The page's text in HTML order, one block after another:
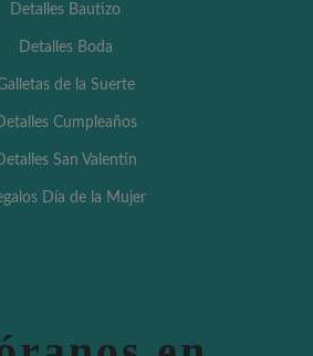
Detalles Bautizo
Detalles Boda
de la Suerte
Detalles Cumpleaños
Detalles San Valentín
Día de la Mujer